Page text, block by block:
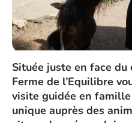
Située juste en face
Ferme de l’Equilibre
visite guidée en
unique auprès des